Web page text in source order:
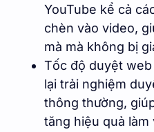
YouTube kể cả
chèn vào video,
mà mà không bị
Tốc độ duyệt
lại trải nghiệm
thông thường,
tăng hiệu quả